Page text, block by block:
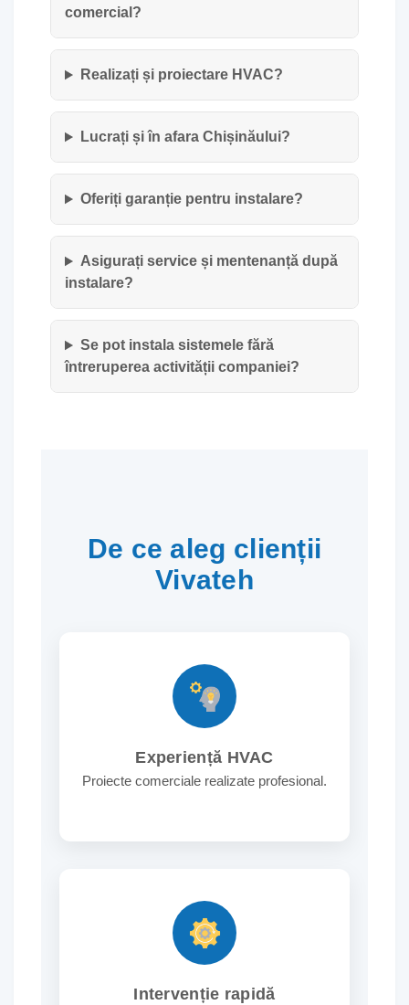
comercial?
Realizați și proiectare HVAC?
Lucrați și în afara Chișinăului?
Oferiți garanție pentru instalare?
Asigurați service și mentenanță după
instalare?
Se pot instala sistemele fără
întreruperea activității companiei?
De ce aleg clienții
Vivateh
Experiență HVAC
Proiecte comerciale realizate profesional.
Intervenție rapidă